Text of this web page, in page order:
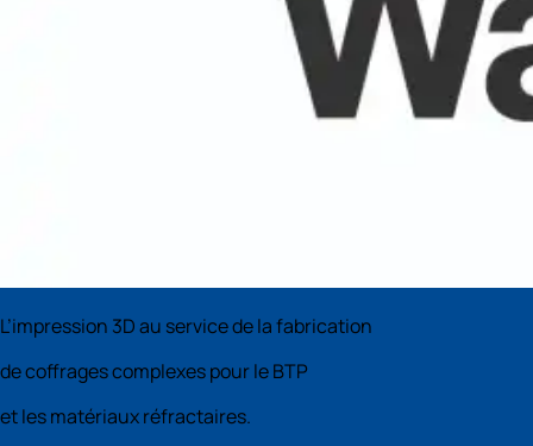
L’impression 3D au service de la fabrication
de coffrages complexes pour le BTP
et les matériaux réfractaires.